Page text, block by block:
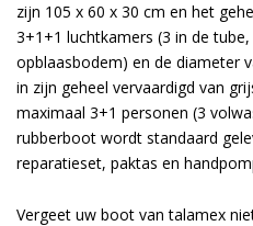
zijn 105 x 60 x 30 cm en het
3+1+1 luchtkamers (3 in de
opblaasbodem) en de diameter
in zijn geheel vervaardigd van
maximaal 3+1 personen (3
rubberboot wordt standaard
reparatieset, paktas en
Vergeet uw boot van talamex